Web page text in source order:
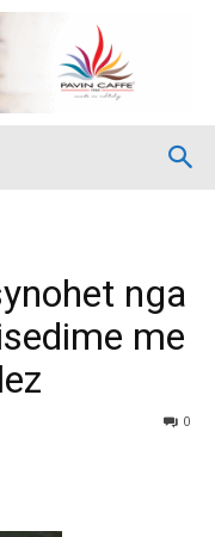
nga
me
0